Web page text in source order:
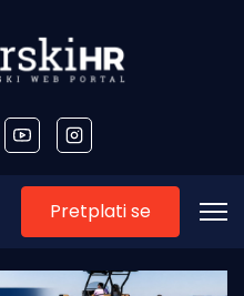
Pretplati se